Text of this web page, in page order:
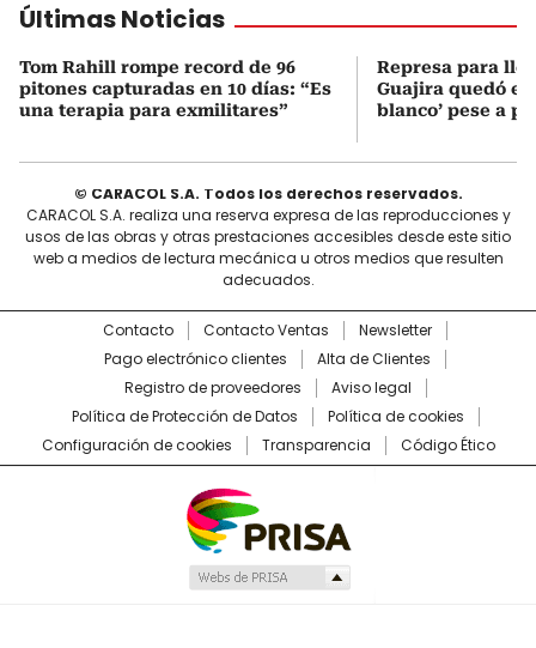
Últimas Noticias
Tom Rahill rompe record de 96
pitones capturadas en 10 días: “Es
una terapia para exmilitares”
Represa para
Guajira quedó en
blanco’ pese a
© CARACOL S.A. Todos los derechos reservados.
CARACOL S.A. realiza una reserva expresa de las reproducciones y
usos de las obras y otras prestaciones accesibles desde este sitio
web a medios de lectura mecánica u otros medios que resulten
adecuados.
Contacto Contacto Ventas
Newsletter
Pago electrónico clientes
Alta de Clientes
Registro de proveedores
Aviso legal
Política de Protección de Datos
Política de cookies
Configuración de cookies
Transparencia Código Ético